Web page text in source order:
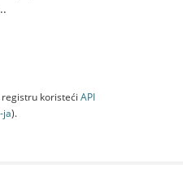
koristeći API
jа).